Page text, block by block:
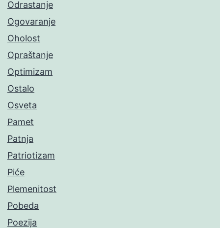
Odrastanje
Ogovaranje
Oholost
Opraštanje
Optimizam
Ostalo
Osveta
Pamet
Patnja
Patriotizam
Piće
Plemenitost
Pobeda
Poezija